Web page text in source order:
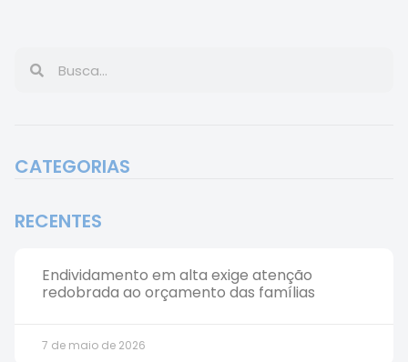
CATEGORIAS
RECENTES
Endividamento em alta exige atenção
redobrada ao orçamento das famílias
7 de maio de 2026